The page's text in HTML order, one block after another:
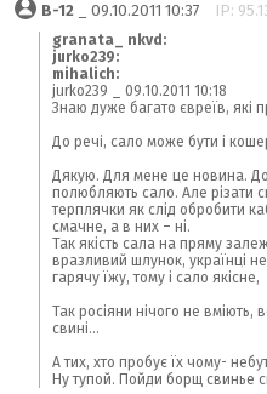
В-12 _ 09.10.2011 10:37 IP:
granata_ nkvd:
jurko239:
mihalich:
jurko239 _ 09.10.2011 10:18
Знаю дуже багато євреїв, які
До речі, сало може бути і
Дякую. Для мене це новина.
полюбляють сало. Але різати
терплячки як слід обробити
смачне, а в них – ні.
Так якість сала на пряму
вразливий шлунок, українці
гарячу їжу, тому і сало якісне,
Так росіяни нічого не вміють,
свині...
А тих, хто пробує їх чому-
Ну тупой. Пойди борщ свинье